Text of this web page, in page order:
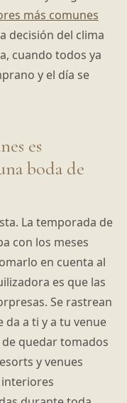
más comunes
decisión del clima
cuando todos ya
y el día se
es
boda de
La temporada de
con los meses
en cuenta al
es que las
Se rastrean
da a ti y a tu venue
quedar tomados
y venues